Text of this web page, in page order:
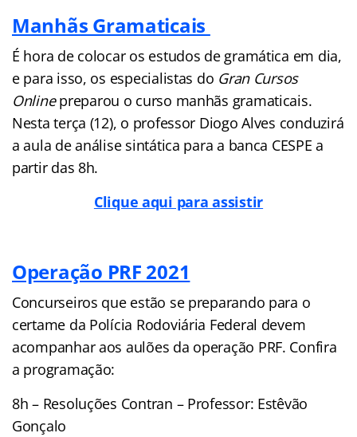
Manhãs Gramaticais
É hora de colocar os estudos de gramática em dia,
e para isso, os especialistas do Gran Cursos
Onlinepreparou o curso manhãs gramaticais.
Nesta terça (12), o professor Diogo Alves conduzirá
a aula de análise sintática para a banca CESPE a
partir das 8h.
Clique aqui para assistir
Operação PRF 2021
Concurseiros que estão se preparando para o
certame da Polícia Rodoviária Federal devem
acompanhar aos aulões da operação PRF. Confira
a programação:
8h – Resoluções Contran – Professor: Estêvão
Gonçalo